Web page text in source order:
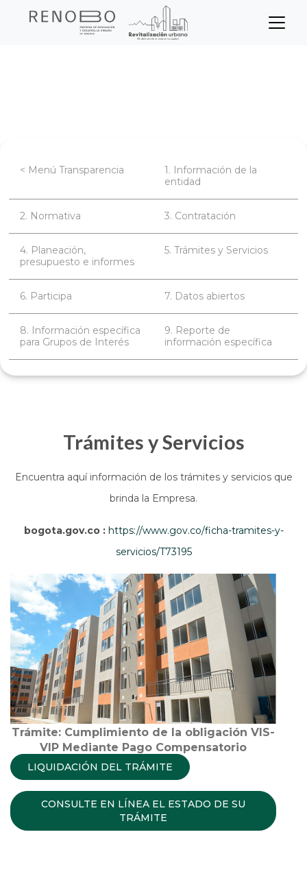
Sitio Web Empresa de
Transparencia
< Menú Transparencia
1. Información de la
entidad
2. Normativa 3. Contratación
4. Planeación,
presupuesto e informes
5. Trámites y Servicios
6. Participa 7. Datos abiertos
8. Información específica
para Grupos de Interés
9. Reporte de
información específica
Trámites y Servicios
Encuentra aquí información de los trámites y servicios que
brinda la Empresa.
bogota.gov.co : https://www.gov.co/ficha-tramites-y-
servicios/T73195
Trámite: Cumplimiento de la obligación VIS-
VIP Mediante Pago Compensatorio
LIQUIDACIÓN DEL TRÁMITE
CONSULTE EN LÍNEA EL ESTADO DE SU
TRÁMITE